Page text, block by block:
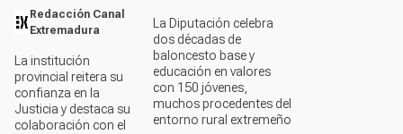
Redacción Canal
Extremadura
La institución
provincial reitera su
confianza en la
Justicia y destaca su
colaboración con el
La Diputación celebra
dos décadas de
baloncesto base y
educación en valores
con 150 jóvenes,
muchos procedentes del
entorno rural extremeño